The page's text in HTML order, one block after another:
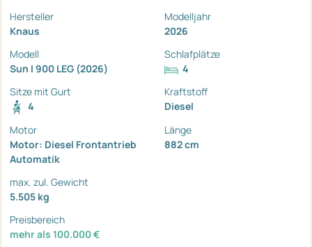
Hersteller
Knaus
Modelljahr
2026
Modell
Sun I 900 LEG (2026)
Schlafplätze
4
Sitze mit Gurt
4
Kraftstoff
Diesel
Motor
Motor: Diesel Frontantrieb
Automatik
Länge
882 cm
max. zul. Gewicht
5.505 kg
Preisbereich
mehr als 100.000 €